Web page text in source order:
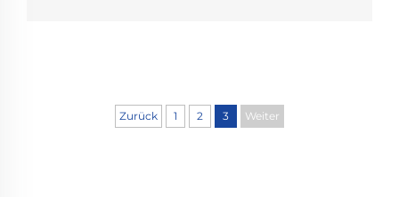
Zurück 1 2 3 Weiter